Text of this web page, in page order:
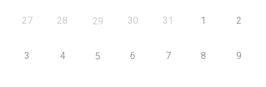
27 28 29 30 31 1 2
3 4 5 6 7 8 9